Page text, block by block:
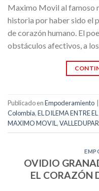
Maximo Movil al famoso
historia por haber sido el
de corazón humano. El
obstáculos afectivos, a
Publicado enEmpoderamiento
Colombia,EL DILEMA ENTRE
MAXIMO MOVIL,VALLEDUPAR
OVIDIO
EL CORAZÓN